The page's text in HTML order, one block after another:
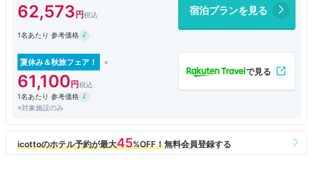
62,573 宿泊プランを見る
1名あたり 参考価格
夏休み＆秋旅フェア！
61,100
1名あたり 参考価格
※対象施設のみ